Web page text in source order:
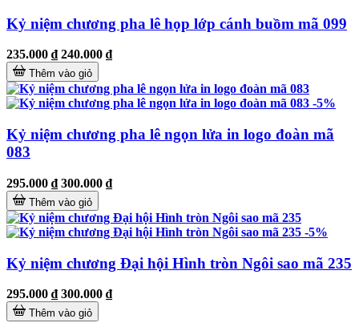
Kỷ niệm chương pha lê họp lớp cánh buồm mã 099
235.000 ₫240.000 ₫
Thêm vào giỏ
-5%
Kỷ niệm chương pha lê ngọn lửa in logo đoàn mã
083
295.000 ₫300.000 ₫
Thêm vào giỏ
-5%
Kỷ niệm chương Đại hội Hình tròn Ngôi sao mã 235
295.000 ₫300.000 ₫
Thêm vào giỏ